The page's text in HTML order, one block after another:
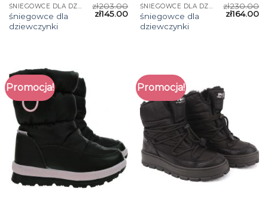
ŚNIEGOWCE DLA DZIEWCZYNKI
śniegowce dla
dziewczynki
zł203.00
zł145.00
ŚNIEGOWCE DLA DZIEWCZYNKI
śniegowce dla
dziewczynki
zł230.00
zł164.00
Promocja! Promocja!